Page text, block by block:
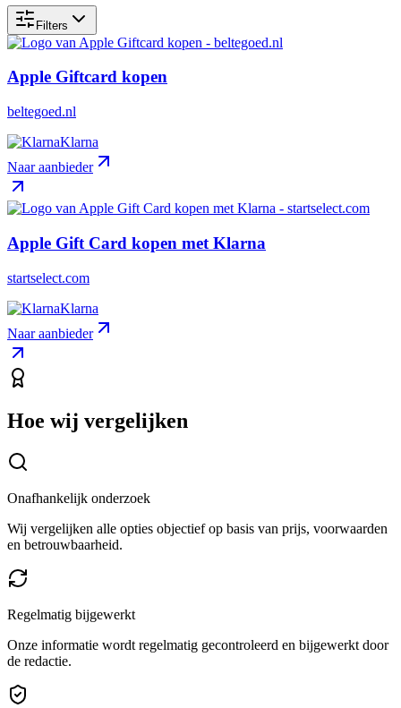
Filters
Apple Giftcard kopen
beltegoed.nl
Klarna
Naar aanbieder
Apple Gift Card kopen met Klarna
startselect.com
Klarna
Naar aanbieder
Hoe wij vergelijken
Onafhankelijk onderzoek
Wij vergelijken alle opties objectief op basis van prijs, voorwaarden
en betrouwbaarheid.
Regelmatig bijgewerkt
Onze informatie wordt regelmatig gecontroleerd en bijgewerkt door
de redactie.